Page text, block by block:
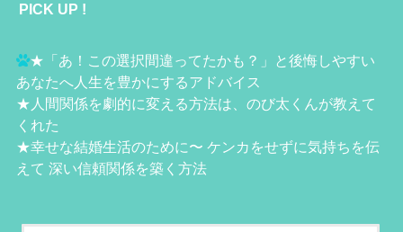
PICK UP !
★ 「あ！この選択間違ってたかも？」と後悔しやすい
あなたへ人生を豊かにするアドバイス
★ 人間関係を劇的に変える方法は、のび太くんが教えて
くれた
★幸せな結婚生活のために〜 ケンカをせずに気持ちを伝
えて 深い信頼関係を築く方法